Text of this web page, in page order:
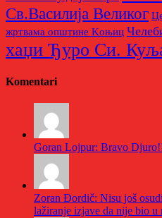
Св.Василија Великог
жртвама општине Kоњиц
хаџи Ђуро Си.
Komentari
Goran Lojpur: Bravo
Zoran Đordič: Nisu još
lažiranje izjave da nije bio u